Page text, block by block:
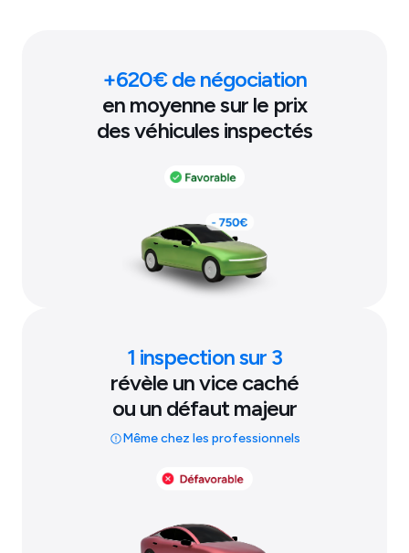
+620€ de négociation
en moyenne sur le prix
des véhicules inspectés
1 inspection sur 3
révèle un vice caché
ou un défaut majeur
Même chez les professionnels